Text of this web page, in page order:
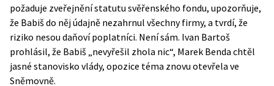
požaduje zveřejnění statutu svěřenského fondu, upozorňuje,
že Babiš do něj údajně nezahrnul všechny firmy, a tvrdí, že
riziko nesou daňoví poplatníci. Není sám. Ivan Bartoš
prohlásil, že Babiš „nevyřešil zhola nic“, Marek Benda chtěl
jasné stanovisko vlády, opozice téma znovu otevřela ve
Sněmovně.